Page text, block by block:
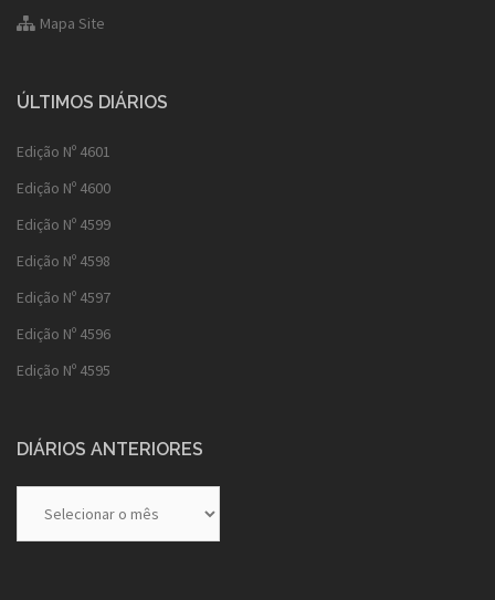
Mapa Site
ÚLTIMOS DIÁRIOS
Edição Nº 4601
Edição Nº 4600
Edição Nº 4599
Edição Nº 4598
Edição Nº 4597
Edição Nº 4596
Edição Nº 4595
DIÁRIOS ANTERIORES
Anteriores